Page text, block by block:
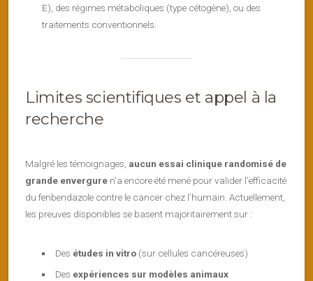
E), des régimes métaboliques (type cétogène), ou des
traitements conventionnels.
Limites scientifiques et appel à la
recherche
Malgré les témoignages, aucun essai clinique randomisé de
grande envergure n’a encore été mené pour valider l’efficacité
du fenbendazole contre le cancer chez l’humain. Actuellement,
les preuves disponibles se basent majoritairement sur :
Des études in vitro(sur cellules cancéreuses)
Des expériences sur modèles animaux